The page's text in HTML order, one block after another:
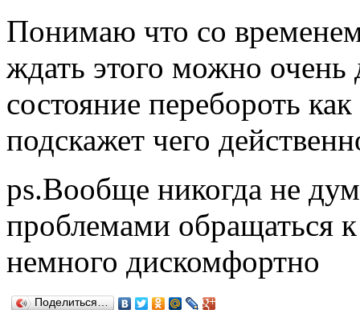
Понимаю что со
ждать этого можно очень
состояние перебороть
подскажет чего
ps.Вообще никогда не
проблемами обращаться
немного дискомфортно
Поделиться…